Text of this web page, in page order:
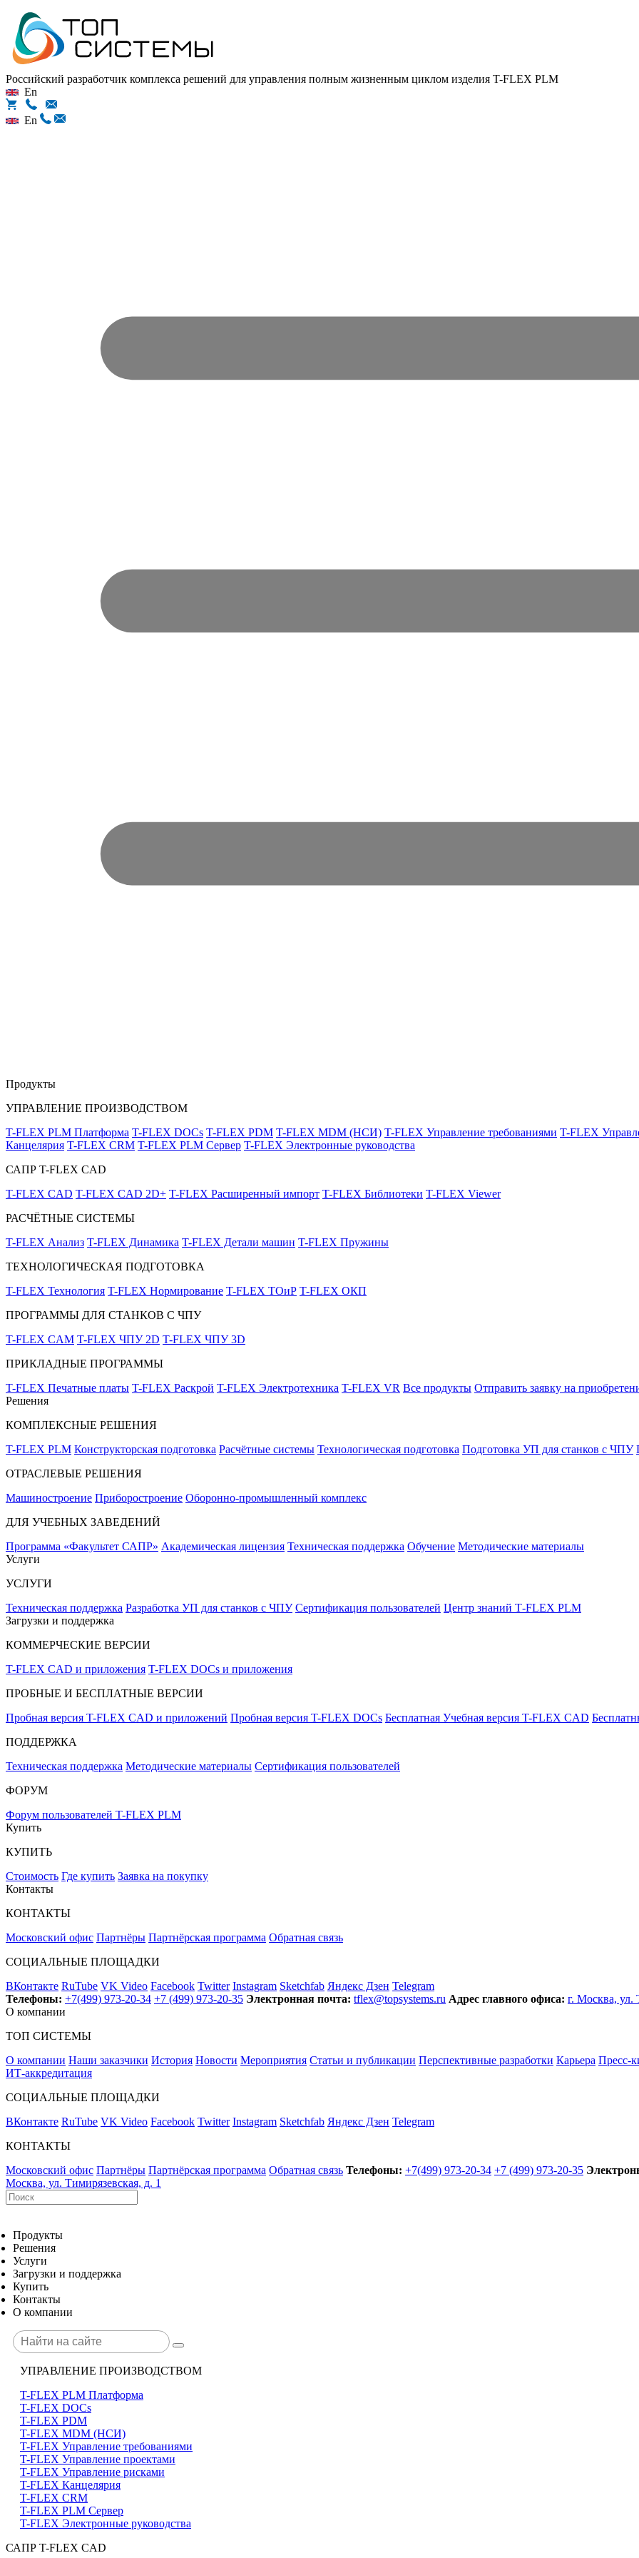
Российский разработчик комплекса решений для управления полным жизненным циклом изделия T-FLEX PLM
En
En
Продукты
УПРАВЛЕНИЕ ПРОИЗВОДСТВОМ
T-FLEX PLM Платформа T-FLEX DOCs T-FLEX PDM T-FLEX MDM (НСИ) T-FLEX Управление требованиями T-FLEX
Канцелярия T-FLEX CRM T-FLEX PLM Сервер T-FLEX Электронные руководства
САПР T-FLEX CAD
T-FLEX CAD T-FLEX CAD 2D+ T-FLEX Расширенный импорт T-FLEX Библиотеки T-FLEX Viewer
РАСЧЁТНЫЕ СИСТЕМЫ
T-FLEX Анализ T-FLEX Динамика T-FLEX Детали машин T-FLEX Пружины
ТЕХНОЛОГИЧЕСКАЯ ПОДГОТОВКА
T-FLEX Технология T-FLEX Нормирование T-FLEX ТОиР T-FLEX ОКП
ПРОГРАММЫ ДЛЯ СТАНКОВ С ЧПУ
T-FLEX CAM T-FLEX ЧПУ 2D T-FLEX ЧПУ 3D
ПРИКЛАДНЫЕ ПРОГРАММЫ
T-FLEX Печатные платы T-FLEX Раскрой T-FLEX Электротехника T-FLEX VR Все продукты Отправить заявку на
Решения
КОМПЛЕКСНЫЕ РЕШЕНИЯ
T-FLEX PLM Конструкторская подготовка Расчётные системы Технологическая подготовка Подготовка УП для станков с ЧПУ
ОТРАСЛЕВЫЕ РЕШЕНИЯ
Машиностроение Приборостроение Оборонно-промышленный комплекс
ДЛЯ УЧЕБНЫХ ЗАВЕДЕНИЙ
Программа «Факультет САПР» Академическая лицензия Техническая поддержка Обучение Методические материалы
Услуги
УСЛУГИ
Техническая поддержка Разработка УП для станков с ЧПУ Сертификация пользователей Центр знаний T‑FLEX PLM
Загрузки и поддержка
КОММЕРЧЕСКИЕ ВЕРСИИ
T-FLEX CAD и приложения T-FLEX DOCs и приложения
ПРОБНЫЕ И БЕСПЛАТНЫЕ ВЕРСИИ
Пробная версия T-FLEX CAD и приложений Пробная версия T-FLEX DOCs Бесплатная Учебная версия T-FLEX CAD
ПОДДЕРЖКА
Техническая поддержка Методические материалы Сертификация пользователей
ФОРУМ
Форум пользователей T-FLEX PLM
Купить
КУПИТЬ
Стоимость Где купить Заявка на покупку
Контакты
КОНТАКТЫ
Московский офис Партнёры Партнёрская программа Обратная связь
СОЦИАЛЬНЫЕ ПЛОЩАДКИ
ВКонтакте RuTube VK Video Facebook Twitter Instagram Sketchfab Яндекс Дзен Telegram
Телефоны: +7(499) 973-20-34 +7 (499) 973-20-35 Электронная почта: tflex@topsystems.ru Адрес главного офиса: г. Москва, ул.
О компании
ТОП СИСТЕМЫ
О компании Наши заказчики История Новости Мероприятия Статьи и публикации Перспективные разработки Карьера Пресс-
ИТ-аккредитация
СОЦИАЛЬНЫЕ ПЛОЩАДКИ
ВКонтакте RuTube VK Video Facebook Twitter Instagram Sketchfab Яндекс Дзен Telegram
КОНТАКТЫ
Московский офис Партнёры Партнёрская программа Обратная связь Телефоны: +7(499) 973-20-34 +7 (499) 973-20-35
Москва, ул. Тимирязевская, д. 1
Продукты
Решения
Услуги
Загрузки и поддержка
Купить
Контакты
О компании
УПРАВЛЕНИЕ ПРОИЗВОДСТВОМ
T-FLEX PLM Платформа
T-FLEX DOCs
T-FLEX PDM
T-FLEX MDM (НСИ)
T-FLEX Управление требованиями
T-FLEX Управление проектами
T-FLEX Управление рисками
T-FLEX Канцелярия
T-FLEX CRM
T-FLEX PLM Сервер
T-FLEX Электронные руководства
САПР T-FLEX CAD